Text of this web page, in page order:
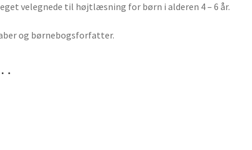
velegnede til højtlæsning for børn i alderen 4 – 6 år.
og børnebogsforfatter.